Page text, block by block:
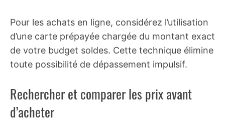
Pour les achats en ligne, considérez l’utilisation
d’une carte prépayée chargée du montant exact
de votre budget soldes. Cette technique élimine
toute possibilité de dépassement impulsif.
Rechercher et comparer les prix avant
d’acheter